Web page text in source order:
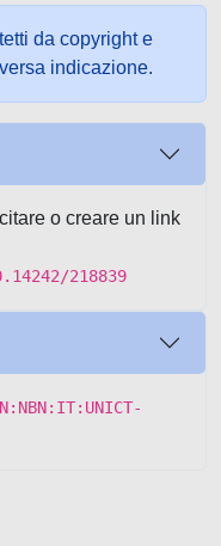
da copyright e
indicazione.
o creare un link
218839